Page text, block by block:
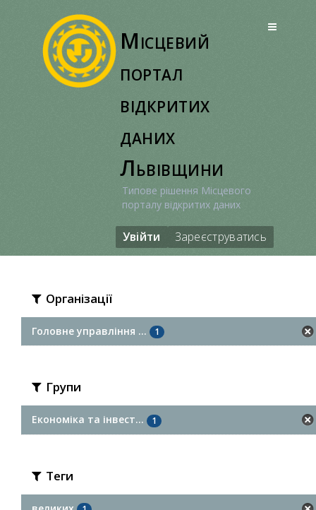
Місцевий
портал
відкритих
даних
Львівщини
Типове рішення Місцевого
порталу відкритих даних
Увійти Зареєструватись
Організації
Головне управління ... 1
Групи
Економіка та інвест... 1
Теги